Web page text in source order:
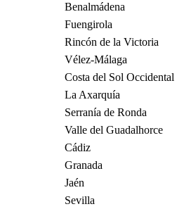
Benalmádena
Fuengirola
Rincón de la Victoria
Vélez-Málaga
Costa del Sol Occidental
La Axarquía
Serranía de Ronda
Valle del Guadalhorce
Cádiz
Granada
Jaén
Sevilla